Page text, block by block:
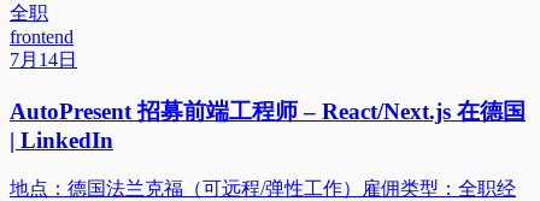
全职
frontend
7月14日
AutoPresent 招募前端工程师 – React/Next.js 在德国
| LinkedIn
地点：德国法兰克福（可远程/弹性工作）雇佣类型：全职经